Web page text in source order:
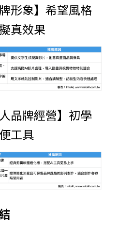
形象】希望風格
真效果
品牌經營】初學
工具